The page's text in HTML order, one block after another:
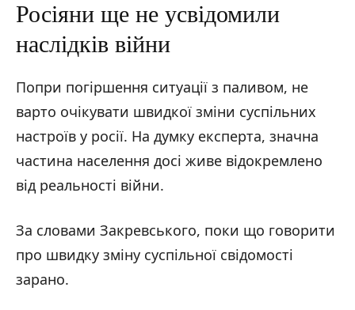
Росіяни ще не усвідомили
наслідків війни
Попри погіршення ситуації з паливом, не
варто очікувати швидкої зміни суспільних
настроїв у росії. На думку експерта, значна
частина населення досі живе відокремлено
від реальності війни.
За словами Закревського, поки що говорити
про швидку зміну суспільної свідомості
зарано.